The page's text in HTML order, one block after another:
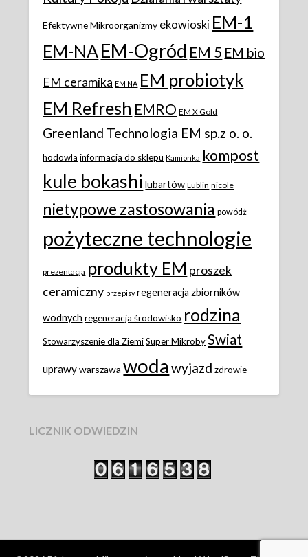
Efektywne Mikroorganizmy ekowioski EM-1
EM-NAEM-Ogród EM 5 EM bio
EM ceramika EM NA EM probiotyk
EM Refresh EMRO EM X Gold
Greenland Technologia EM sp.z o. o.
hodowla informacja do sklepu Kamionka kompost
kule bokashi lubartów Lublin nicole
nietypowe zastosowania powódż
pożyteczne technologie
prezentacja produkty EM proszek
ceramiczny przepisy regeneracja zbiorników
wodnych regeneracja środowisko rodzina
Stowarzyszenie dla Ziemi Super Mikroby Swiat
uprawy warszawa woda wyjazd zdrowie
LICZNIK ODWIEDZIN